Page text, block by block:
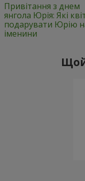
Привітання з днем
янгола Юрія: Які
подарувати Юрію
іменини